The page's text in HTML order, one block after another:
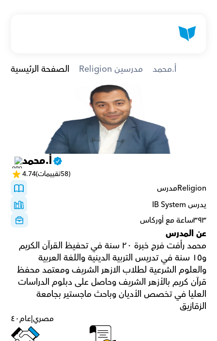
الصفحة الرئيسية Religion مدرسين أ.محمد
أ.محمد
4.74 (58تقييمات)
Religionمدرس
يدرس IB System
٣٩٣ساعة مع أوركاس
عن المدرس
الزقازيق
٤٠عام|مصري